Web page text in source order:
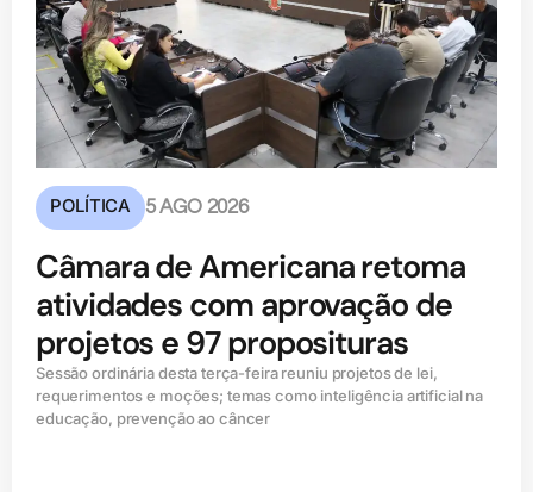
POLÍTICA 5 AGO 2026
Câmara de Americana retoma
atividades com aprovação de
projetos e 97 proposituras
Sessão ordinária desta terça-feira reuniu projetos de lei,
requerimentos e moções; temas como inteligência artificial na
educação, prevenção ao câncer